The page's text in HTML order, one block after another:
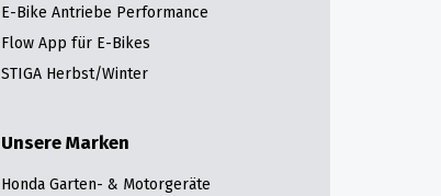
E-Bike Antriebe Performance
Flow App für E-Bikes
STIGA Herbst/Winter
Unsere Marken
Honda Garten- & Motorgeräte